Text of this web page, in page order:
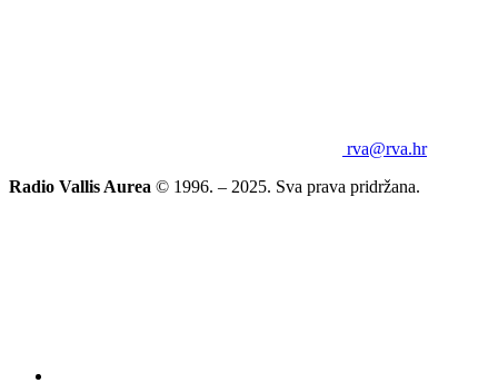
rva@rva.hr
Radio Vallis Aurea © 1996. – 2025. Sva prava pridržana.